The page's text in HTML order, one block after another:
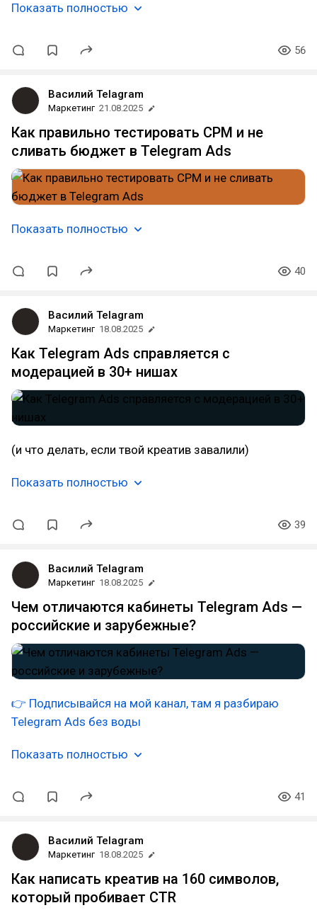
Показать полностью
56
Василий Telagram
Маркетинг 21.08.2025
Как правильно тестировать CPM и не
сливать бюджет в Telegram Ads
Показать полностью
40
Василий Telagram
Маркетинг 18.08.2025
Как Telegram Ads справляется с
модерацией в 30+ нишах
(и что делать, если твой креатив завалили)
Показать полностью
39
Василий Telagram
Маркетинг 18.08.2025
Чем отличаются кабинеты Telegram Ads —
российские и зарубежные?
👉 Подписывайся на мой канал, там я разбираю
Telegram Ads без воды
Показать полностью
41
Василий Telagram
Маркетинг 18.08.2025
Как написать креатив на 160 символов,
который пробивает CTR